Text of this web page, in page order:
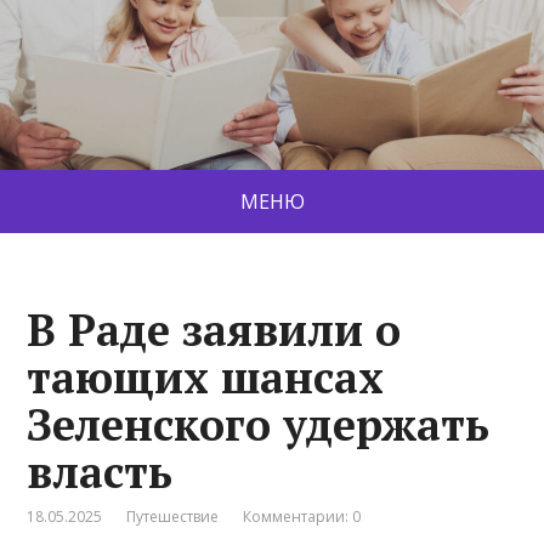
МЕНЮ
В Раде заявили о
тающих шансах
Зеленского удержать
власть
18.05.2025 Путешествие Комментарии: 0